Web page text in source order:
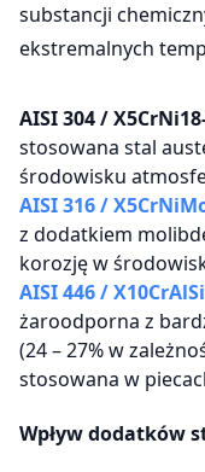
substancji
ekstremalnych
AISI 304 /
stosowana stal
środowisku
AISI 316 /
z dodatkiem
korozję w
AISI 446 /
żaroodporna z
(24 – 27% w
stosowana w
Wpływ dodatków